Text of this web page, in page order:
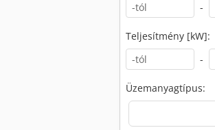
-
Teljesítmény [kW]:
-
Üzemanyagtípus: